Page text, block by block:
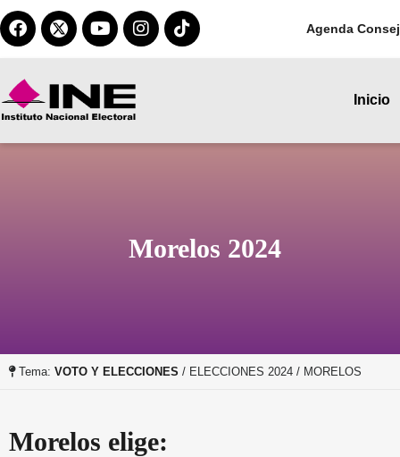
Agenda
Inicio
Morelos 2024
Tema: VOTO Y ELECCIONES / ELECCIONES 2024 / MORELOS
Morelos elige: